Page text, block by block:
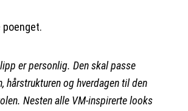
poenget.
er personlig. Den skal passe
hårstrukturen og hverdagen til den
Nesten alle VM-inspirerte looks